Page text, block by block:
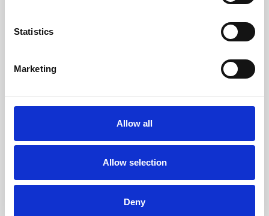
Statistics
Marketing
Allow all
Allow selection
Deny
BEZPIECZNIE
ZAPAKOWANE
Każda pojedyncza część jest
użyciu odpowiednich
materiałów.